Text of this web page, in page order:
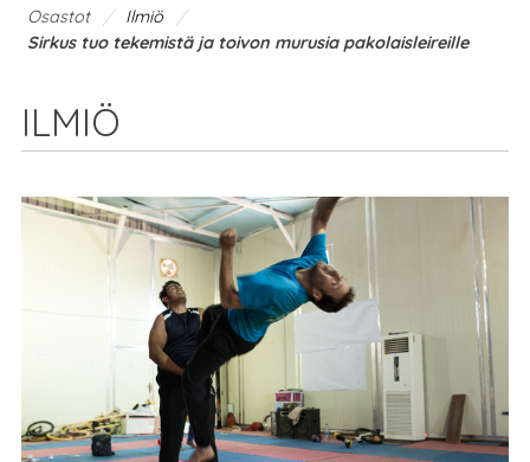
Osastot / Ilmiö /
Sirkus tuo tekemistä ja toivon murusia pakolaisleireille
ILMIÖ